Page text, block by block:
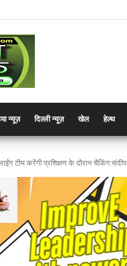
न्यूज़ दिल्ली न्यूज़ खेल हेल्थ
टीम करेंगी प्रशिक्षण के दौरान चैकिंग:संदीप